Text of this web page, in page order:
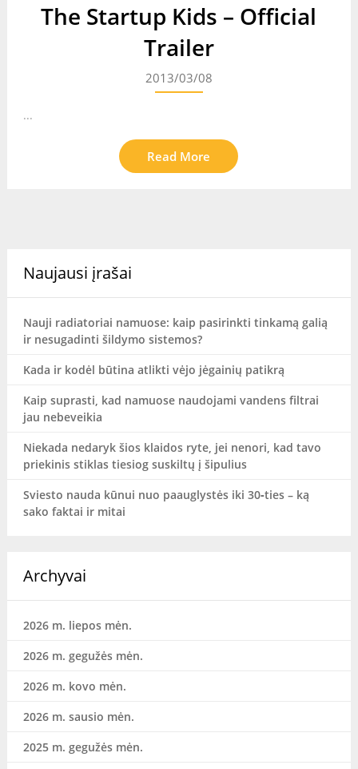
The Startup Kids – Official
Trailer
2013/03/08
...
Read More
Naujausi įrašai
Nauji radiatoriai namuose: kaip pasirinkti tinkamą galią
ir nesugadinti šildymo sistemos?
Kada ir kodėl būtina atlikti vėjo jėgainių patikrą
Kaip suprasti, kad namuose naudojami vandens filtrai
jau nebeveikia
Niekada nedaryk šios klaidos ryte, jei nenori, kad tavo
priekinis stiklas tiesiog suskiltų į šipulius
Sviesto nauda kūnui nuo paauglystės iki 30‑ties – ką
sako faktai ir mitai
Archyvai
2026 m. liepos mėn.
2026 m. gegužės mėn.
2026 m. kovo mėn.
2026 m. sausio mėn.
2025 m. gegužės mėn.